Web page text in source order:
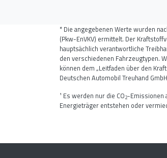
* Die angegebenen Werte wurden
(Pkw-EnVKV) ermittelt. Der
hauptsächlich verantwortliche
den verschiedenen Fahrzeugtypen.
können dem „Leitfaden über den
Deutschen Automobil Treuhand
¹ Es werden nur die CO2-Emissionen
Energieträger entstehen oder